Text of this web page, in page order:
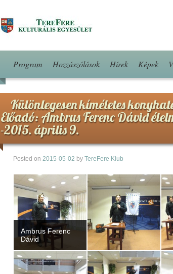
Program Hozzászólások Hírek Képek
Különlegesen kíméletes
Előadó: Ambrus Ferenc Dávid
-2015. április 9.
Posted on 2015-05-02 by TereFere Klub
Ambrus Ferenc
Dávid